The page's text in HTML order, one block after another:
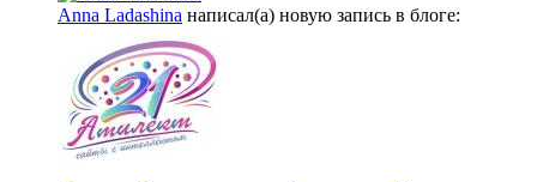
Anna Ladashina написал(а) новую запись в блоге: